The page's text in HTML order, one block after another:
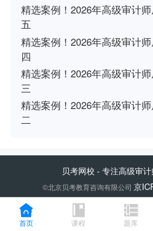
精选案例！2026年高级审计
五
精选案例！2026年高级审计
四
精选案例！2026年高级审计
三
精选案例！2026年高级审计
二
贝考网校 - 专注高级审
©北京贝考教育咨询有限公司 京
首页 课程 题库